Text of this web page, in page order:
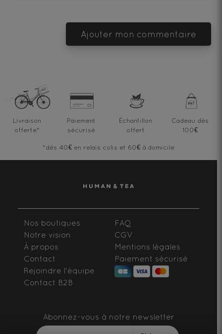
Ajouter mon commentaire
Livraison
offerte*
Paiement
sécurisé
Échantillon
offert
Cadeau dès
100€
*dès 40€ en relais colis et 60€ à domicile
Nos boutiques
Notre vision
À propos
Contact
Rejoindre l'équipe
Contact B2B
FAQ
CGV
Mentions légales
Paiement sécurisé
Abonnez-vous à notre newsletter